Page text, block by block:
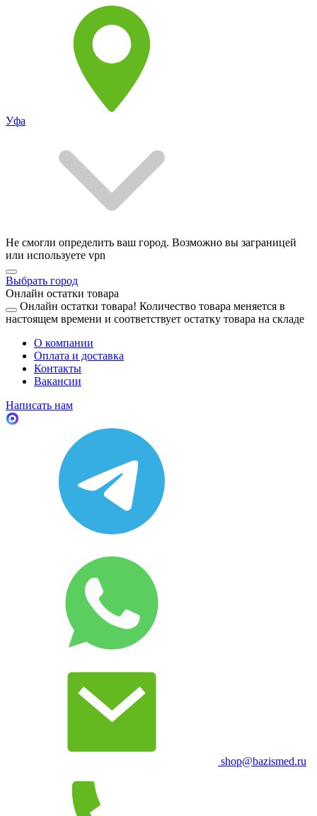
Уфа
Не смогли определить ваш город. Возможно вы заграницей
или используете vpn
Выбрать город
Онлайн остатки товара
Онлайн остатки товара! Количество товара меняется в
настоящем времени и соответствует остатку товара на складе
О компании
Оплата и доставка
Контакты
Вакансии
Написать нам
shop@bazismed.ru